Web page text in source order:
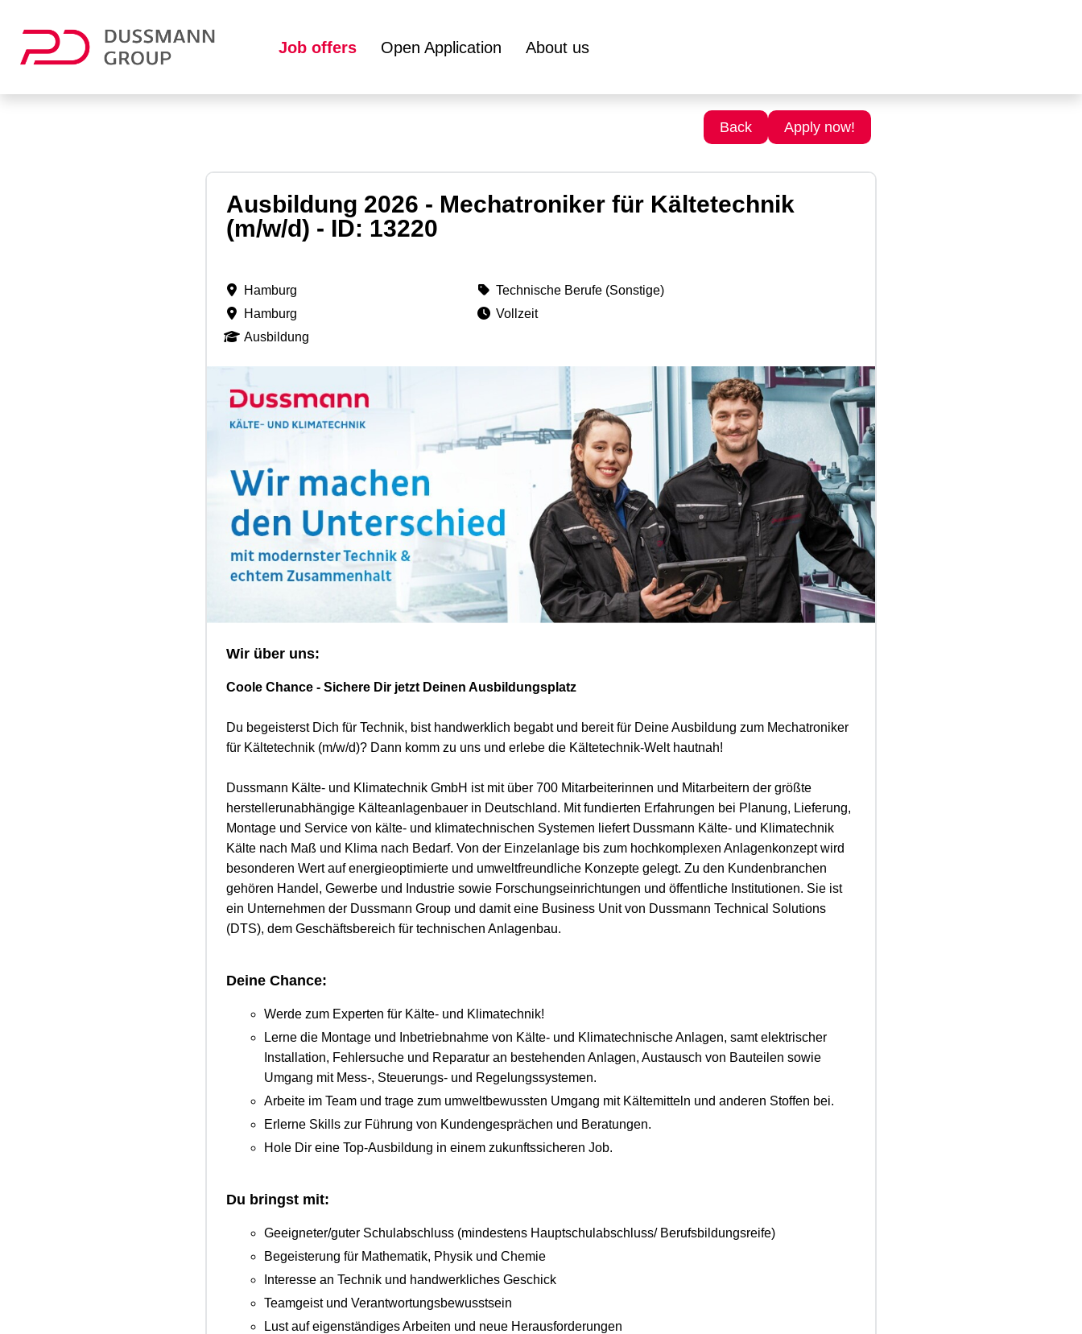
Job offers Open Application About us
Back Apply now!
Ausbildung 2026 - Mechatroniker für Kältetechnik
(m/w/d) - ID: 13220
Hamburg
Hamburg
Ausbildung
Technische Berufe (Sonstige)
Vollzeit
Wir über uns:
Coole Chance - Sichere Dir jetzt Deinen Ausbildungsplatz
Du begeisterst Dich für Technik, bist handwerklich begabt und bereit für Deine Ausbildung zum Mechatroniker
für Kältetechnik (m/w/d)? Dann komm zu uns und erlebe die Kältetechnik-Welt hautnah!
Dussmann Kälte- und Klimatechnik GmbH ist mit über 700 Mitarbeiterinnen und Mitarbeitern der größte
herstellerunabhängige Kälteanlagenbauer in Deutschland. Mit fundierten Erfahrungen bei Planung, Lieferung,
Montage und Service von kälte- und klimatechnischen Systemen liefert Dussmann Kälte- und Klimatechnik
Kälte nach Maß und Klima nach Bedarf. Von der Einzelanlage bis zum hochkomplexen Anlagenkonzept wird
besonderen Wert auf energieoptimierte und umweltfreundliche Konzepte gelegt. Zu den Kundenbranchen
gehören Handel, Gewerbe und Industrie sowie Forschungseinrichtungen und öffentliche Institutionen. Sie ist
ein Unternehmen der Dussmann Group und damit eine Business Unit von Dussmann Technical Solutions
(DTS), dem Geschäftsbereich für technischen Anlagenbau.
Deine Chance:
Werde zum Experten für Kälte- und Klimatechnik!
Lerne die Montage und Inbetriebnahme von Kälte- und Klimatechnische Anlagen, samt elektrischer
Installation, Fehlersuche und Reparatur an bestehenden Anlagen, Austausch von Bauteilen sowie
Umgang mit Mess-, Steuerungs- und Regelungssystemen.
Arbeite im Team und trage zum umweltbewussten Umgang mit Kältemitteln und anderen Stoffen bei.
Erlerne Skills zur Führung von Kundengesprächen und Beratungen.
Hole Dir eine Top-Ausbildung in einem zukunftssicheren Job.
Du bringst mit:
Geeigneter/guter Schulabschluss (mindestens Hauptschulabschluss/ Berufsbildungsreife)
Begeisterung für Mathematik, Physik und Chemie
Interesse an Technik und handwerkliches Geschick
Teamgeist und Verantwortungsbewusstsein
Lust auf eigenständiges Arbeiten und neue Herausforderungen